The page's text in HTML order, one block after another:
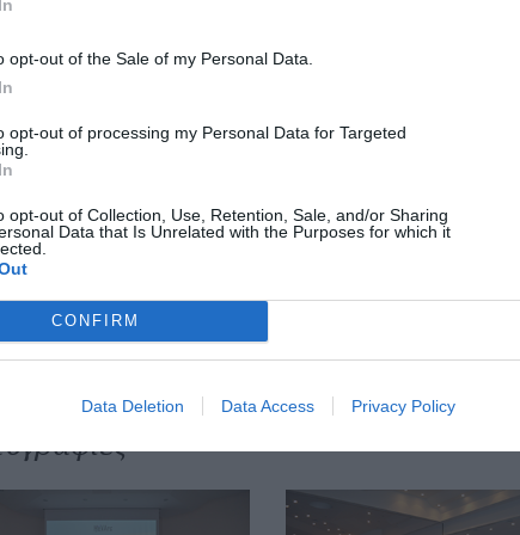
opt-out of the Sale of my Personal Data.
opt-out of processing my Personal Data for Targeted
opt-out of Collection, Use, Retention, Sale, and/or Sharing
Data that Is Unrelated with the Purposes for which it
CONFIRM
Data Deletion Data Access Privacy Policy
του Γενικού Διευθυντή της ΟΑΚ, Δρ
Αντώνης Καλογεράκης, καλωσόρισε τους
δεδομένου ότι το τρέχον Συνέδριο ήταν το
και ερευνητές που συνεργάζονται με το
CERN της Ελβετίας. Κατά τη διάρκεια του
Έργο της ΟΑΚ, τις περιβαλλοντικές
Κρητικών Βοτάνων της ΟΑΚ και το νέο